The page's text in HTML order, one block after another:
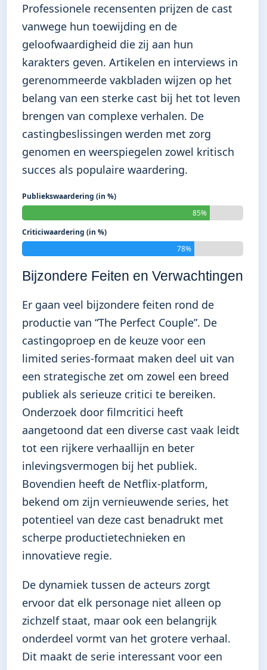
Professionele recensenten prijzen de cast
vanwege hun toewijding en de
geloofwaardigheid die zij aan hun
karakters geven. Artikelen en interviews in
gerenommeerde vakbladen wijzen op het
belang van een sterke cast bij het tot leven
brengen van complexe verhalen. De
castingbeslissingen werden met zorg
genomen en weerspiegelen zowel kritisch
succes als populaire waardering.
Publiekswaardering (in %)
85%
Criticiwaardering (in %)
78%
Bijzondere Feiten en Verwachtingen
Er gaan veel bijzondere feiten rond de
productie van “The Perfect Couple”. De
castingoproep en de keuze voor een
limited series-formaat maken deel uit van
een strategische zet om zowel een breed
publiek als serieuze critici te bereiken.
Onderzoek door filmcritici heeft
aangetoond dat een diverse cast vaak leidt
tot een rijkere verhaallijn en beter
inlevingsvermogen bij het publiek.
Bovendien heeft de Netflix-platform,
bekend om zijn vernieuwende series, het
potentieel van deze cast benadrukt met
scherpe productietechnieken en
innovatieve regie.
De dynamiek tussen de acteurs zorgt
ervoor dat elk personage niet alleen op
zichzelf staat, maar ook een belangrijk
onderdeel vormt van het grotere verhaal.
Dit maakt de serie interessant voor een